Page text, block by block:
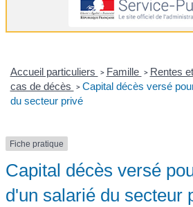
Accueil particuliers > Famille > Rentes
cas de décès > Capital décès versé
du secteur privé
Fiche pratique
Capital décès versé
d'un salarié du secteur